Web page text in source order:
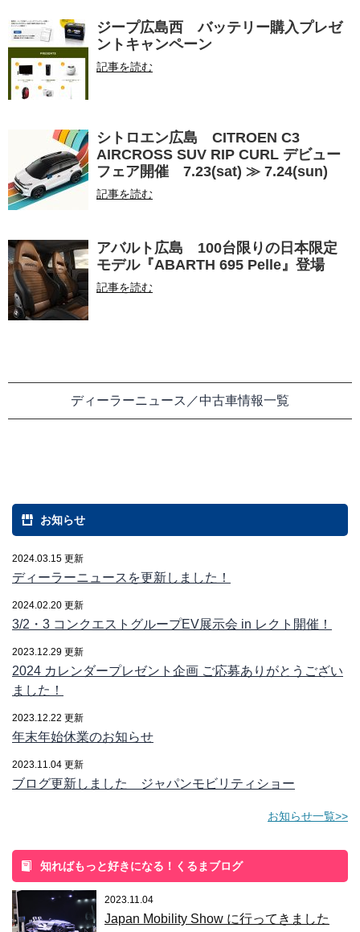
ジープ広島西 バッテリー購入プレゼ
ントキャンペーン
記事を読む
シトロエン広島 CITROEN C3
AIRCROSS SUV RIP CURL デビュー
フェア開催 7.23(sat) ≫ 7.24(sun)
記事を読む
アバルト広島 100台限りの日本限定
モデル『ABARTH 695 Pelle』登場
記事を読む
ディーラーニュース／中古車情報一覧
お知らせ
2024.03.15 更新
ディーラーニュースを更新しました！
2024.02.20 更新
3/2・3 コンクエストグループEV展示会 in レクト開催！
2023.12.29 更新
2024 カレンダープレゼント企画 ご応募ありがとうござい
ました！
2023.12.22 更新
年末年始休業のお知らせ
2023.11.04 更新
ブログ更新しました ジャパンモビリティショー
お知らせ一覧>>
知ればもっと好きになる！くるまブログ
2023.11.04
Japan Mobility Show に行ってきました